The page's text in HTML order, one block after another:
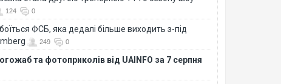
124 0
боїться ФСБ, яка дедалі більше виходить з-під
249 0
та фотоприколів від UAINFO за 7 серпня